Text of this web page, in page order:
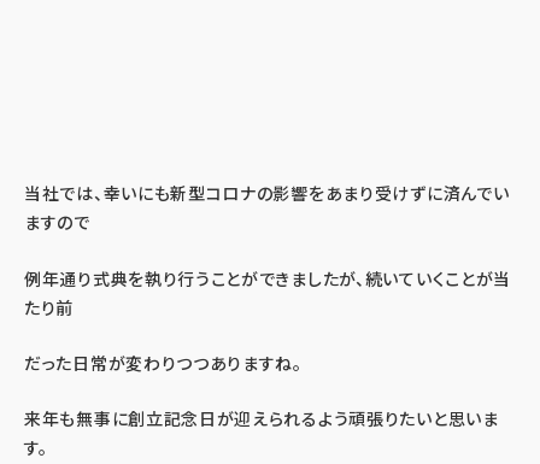
当社では、幸いにも新型コロナの影響をあまり受けずに済んでい
ますので
例年通り式典を執り行うことができましたが、続いていくことが当
たり前
だった日常が変わりつつありますね。
来年も無事に創立記念日が迎えられるよう頑張りたいと思いま
す。